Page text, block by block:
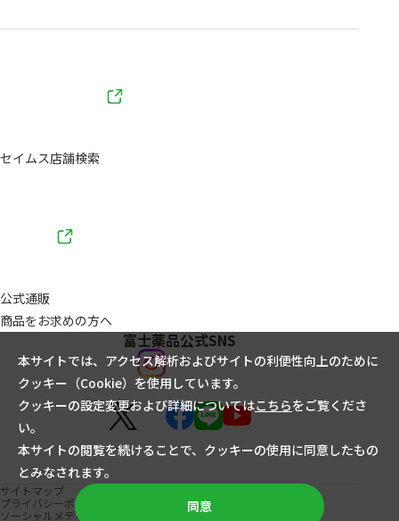
セイムス店舗検索
公式通販
商品をお求めの方へ
富士薬品公式SNS
サイトマップ
プライバシーポリシー
ソーシャルメディアポリシー
本サイトでは、アクセス解析およびサイトの利便性向上のために
クッキー（Cookie）を使用しています。
クッキーの設定変更および詳細についてはこちらをご覧くださ
い。
本サイトの閲覧を続けることで、クッキーの使用に同意したもの
とみなされます。
同意